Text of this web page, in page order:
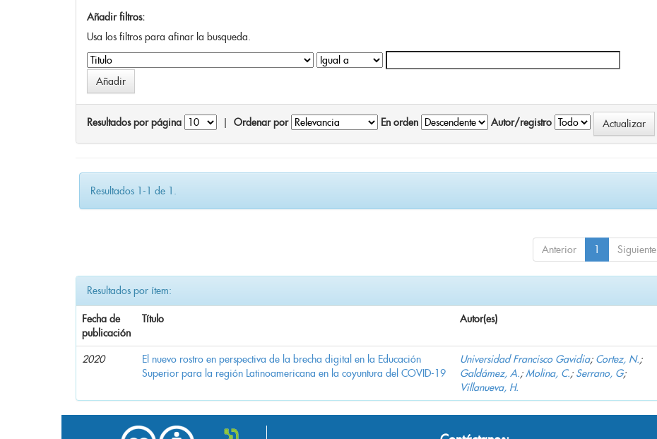
Añadir filtros:
Usa los filtros para afinar la busqueda.
Resultados por página Ordenar por En orden Autor/registro
Resultados 1-1 de 1.
Anterior 1 Siguiente
Resultados por ítem:
Fecha de
publicación
Título Autor(es)
2020
El nuevo rostro en perspectiva de la brecha digital en la Educación
Superior para la región Latinoamericana en la coyuntura del COVID-19
Universidad Francisco Gavidia; Cortez, N.;
Galdámez, A.;Molina, C.; Serrano, G;
Villanueva, H.